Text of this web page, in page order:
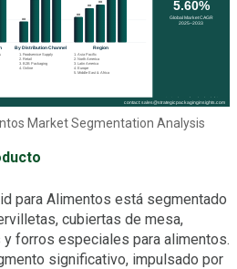
Market Segmentation Analysis
para Alimentos está segmentado
cubiertas de mesa,
forros especiales para alimentos.
significativo, impulsado por